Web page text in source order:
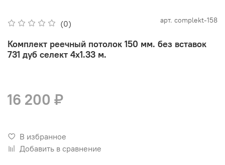
(0) арт. complekt-158
Комплект реечный потолок 150 мм. без вставок
731 дуб селект 4х1.33 м.
16 200 ₽
В избранное
Добавить в сравнение